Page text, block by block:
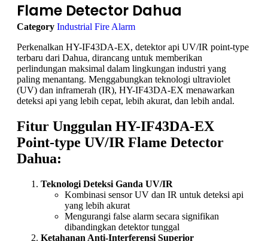
Flame Detector Dahua
Category Industrial Fire Alarm
Perkenalkan HY-IF43DA-EX, detektor api UV/IR point-type
terbaru dari Dahua, dirancang untuk memberikan
perlindungan maksimal dalam lingkungan industri yang
paling menantang. Menggabungkan teknologi ultraviolet
(UV) dan inframerah (IR), HY-IF43DA-EX menawarkan
deteksi api yang lebih cepat, lebih akurat, dan lebih andal.
Fitur Unggulan HY-IF43DA-EX
Point-type UV/IR Flame Detector
Dahua:
Teknologi Deteksi Ganda UV/IR
Kombinasi sensor UV dan IR untuk deteksi api
yang lebih akurat
Mengurangi false alarm secara signifikan
dibandingkan detektor tunggal
Ketahanan Anti-Interferensi Superior